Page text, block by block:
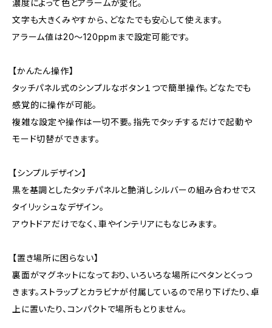
濃度によって色とアラームが変化。
文字も大きくみやすから、どなたでも安心して使えます。
アラーム値は20～120ppmまで設定可能です。
【かんたん操作】
タッチパネル式のシンプルなボタン１つで簡単操作。どなたでも
感覚的に操作が可能。
複雑な設定や操作は一切不要。指先でタッチするだけで起動や
モード切替ができます。
【シンプルデザイン】
黒を基調としたタッチパネルと艶消しシルバーの組み合わせでス
タイリッシュなデザイン。
アウトドアだけでなく、車やインテリアにもなじみます。
【置き場所に困らない】
裏面がマグネットになっており、いろいろな場所にペタンとくっつ
きます。ストラップとカラビナが付属しているので吊り下げたり、卓
上に置いたり、コンパクトで場所もとりません。